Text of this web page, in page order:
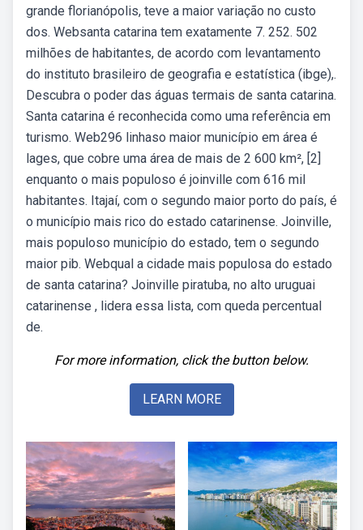
grande florianópolis, teve a maior variação no custo
dos. Websanta catarina tem exatamente 7. 252. 502
milhões de habitantes, de acordo com levantamento
do instituto brasileiro de geografia e estatística (ibge),.
Descubra o poder das águas termais de santa catarina.
Santa catarina é reconhecida como uma referência em
turismo. Web296 linhaso maior município em área é
lages, que cobre uma área de mais de 2 600 km², [2]
enquanto o mais populoso é joinville com 616 mil
habitantes. Itajaí, com o segundo maior porto do país, é
o município mais rico do estado catarinense. Joinville,
mais populoso município do estado, tem o segundo
maior pib. Webqual a cidade mais populosa do estado
de santa catarina? Joinville piratuba, no alto uruguai
catarinense , lidera essa lista, com queda percentual
de.
For more information, click the button below.
LEARN MORE